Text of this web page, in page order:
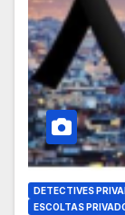
DETECTIVES
ESCOLTAS